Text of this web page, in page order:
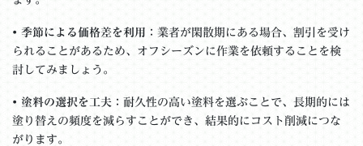
• 季節による価格差を利用 ：業者が閑散期にある場合、割引を受け
られることがあるため、オフシーズンに作業を依頼することを検
討してみましょう。
• 塗料の選択を工夫 ：耐久性の高い塗料を選ぶことで、長期的には
塗り替えの頻度を減らすことができ、結果的にコスト削減につな
がります。